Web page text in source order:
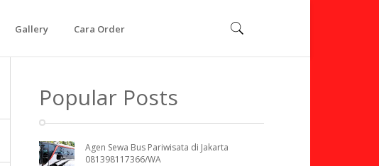
Gallery Cara Order
Popular Posts
Agen Sewa Bus Pariwisata di Jakarta
081398117366/WA